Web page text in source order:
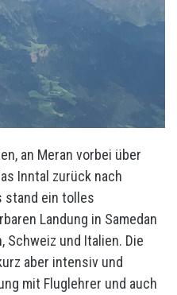
an Meran vorbei über
Inntal zurück nach
stand ein tolles
Landung in Samedan
Schweiz und Italien. Die
aber intensiv und
mit Fluglehrer und auch